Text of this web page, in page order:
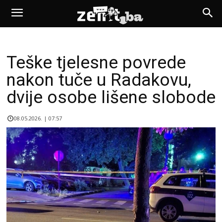
Teške tjelesne povrede
nakon tuče u Radakovu,
dvije osobe lišene slobode
08.05.2026. | 07:57